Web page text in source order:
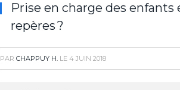
Prise en charge des enfants
repères ?
PAR CHAPPUY H. LE 4 JUIN 2018